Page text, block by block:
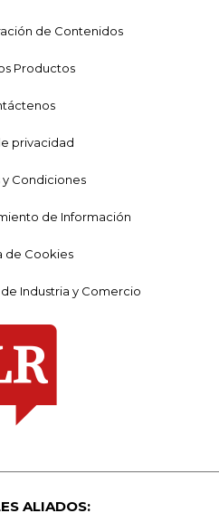
de Contenidos
Productos
privacidad
y Condiciones
de Información
de Cookies
Industria y Comercio
ALIADOS: